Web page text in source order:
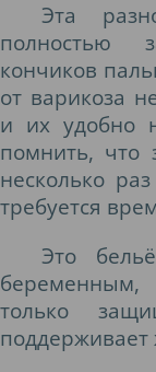
Эта
полностью
кончиков
от варикоза
и их удобно
помнить, что
несколько
требуется
Это
только
поддерживает